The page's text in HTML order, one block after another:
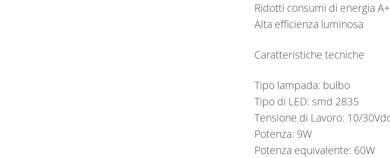
Ridotti consumi di energia A+
Alta efficienza luminosa
Caratteristiche tecniche
Tipo lampada: bulbo
Tipo di LED: smd 2835
Tensione di Lavoro: 10/
Potenza: 9W
Potenza equivalente: 60W